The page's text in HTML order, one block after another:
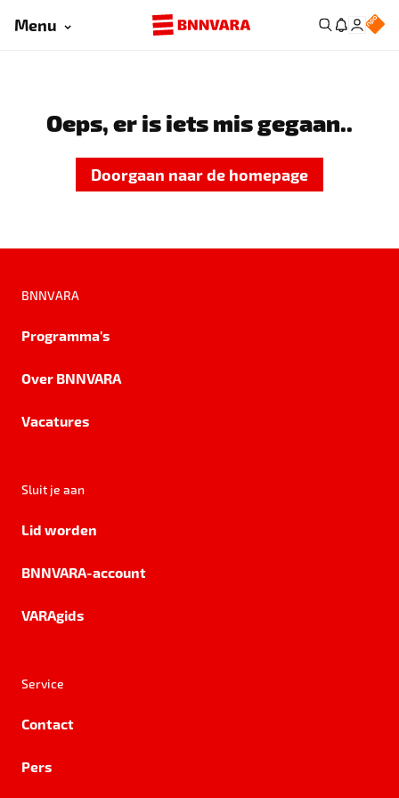
Menu
Oeps, er is iets mis gegaan..
Doorgaan naar de homepage
BNNVARA
Programma's
Over BNNVARA
Vacatures
Sluit je aan
Lid worden
BNNVARA-account
VARAgids
Service
Contact
Pers